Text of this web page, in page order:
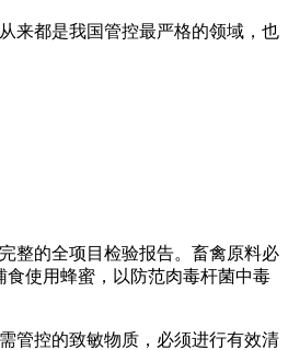
来都是我国管控最严格的领域，也
整的全项目检验报告。畜禽原料必
使用蜂蜜，以防范肉毒杆菌中毒
管控的致敏物质，必须进行有效清